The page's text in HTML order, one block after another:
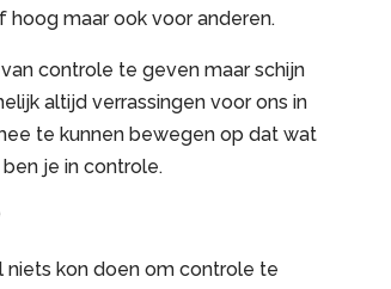
maar ook voor anderen.
controle te geven maar schijn
altijd verrassingen voor ons in
te kunnen bewegen op dat wat
je in controle.
niets kon doen om controle te